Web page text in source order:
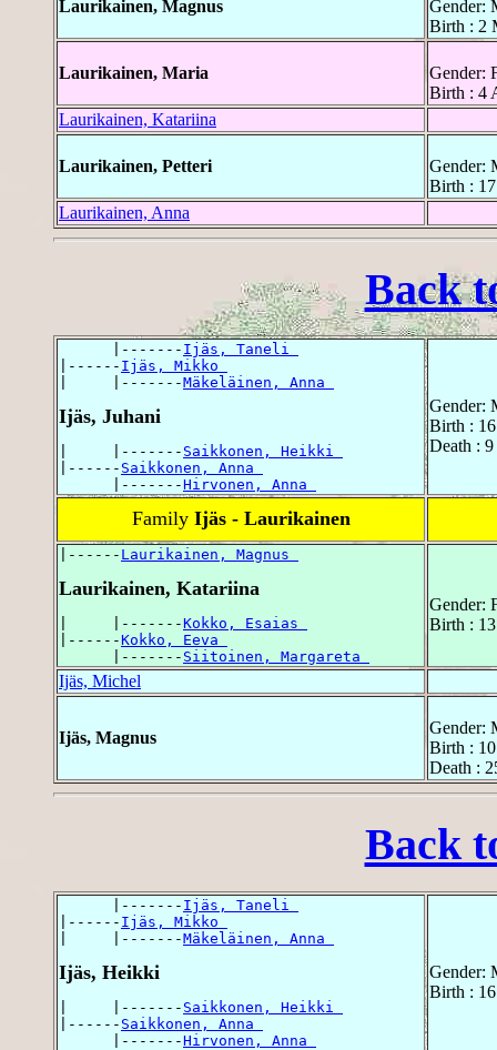
Laurikainen, Magnus
Gender:
Birth : 2
Laurikainen, Maria
Gender:
Birth : 4
Laurikainen, Katariina
Laurikainen, Petteri
Gender:
Birth :
Laurikainen, Anna
Back
      |-------
Ijäs, Taneli
|------ Ijäs, Mikko
|     |-------Mäkeläinen, Anna
Ijäs, Juhani
|     |------- Saikkonen, Heikki
|------ Saikkonen, Anna
      |-------
Hirvonen, Anna
Gender:
Birth :
Death :
Family Ijäs - Laurikainen
|------ Laurikainen, Magnus
Laurikainen, Katariina
|     |-------Kokko, Esaias
|------Kokko, Eeva
      |-------
Siitoinen, Margareta
Gender:
Birth :
Ijäs, Michel
Ijäs, Magnus
Gender:
Birth :
Death :
Back
      |-------
Ijäs, Taneli
|------ Ijäs, Mikko
|     |-------Mäkeläinen, Anna
Ijäs, Heikki
|     |------- Saikkonen, Heikki
|------ Saikkonen, Anna
      |-------
Hirvonen, Anna
Gender:
Birth :